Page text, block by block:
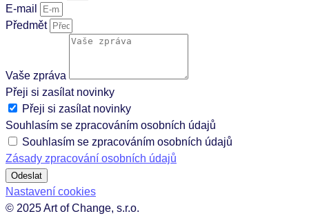
E-mail
Předmět
Vaše zpráva
Přeji si zasílat novinky
Přeji si zasílat novinky
Souhlasím se zpracováním osobních údajů
Souhlasím se zpracováním osobních údajů
Zásady zpracování osobních údajů
Odeslat
Nastavení cookies
© 2025 Art of Change, s.r.o.